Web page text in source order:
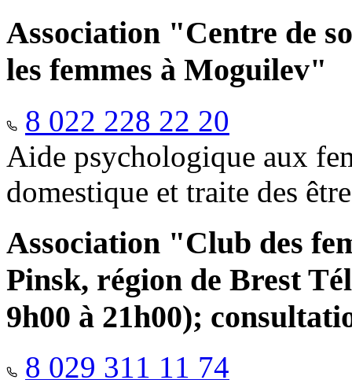
Association "Centre de
les femmes à Moguilev"
8 022 228 22 20
Aide psychologique aux
domestique et traite des
Association "Club des
Pinsk, région de Brest
9h00 à 21h00);
8 029 311 11 74